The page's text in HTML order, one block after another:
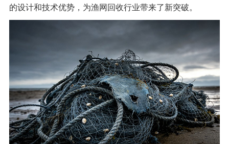
重型锤式破碎机 移动式破碎站
液压打包机
橡胶破胶机组
磁选机 涡电流分选机
脉冲除尘器 轮胎抽丝机
联系我们
的设计和技术优势，为渔网回收行业带来了新突破。